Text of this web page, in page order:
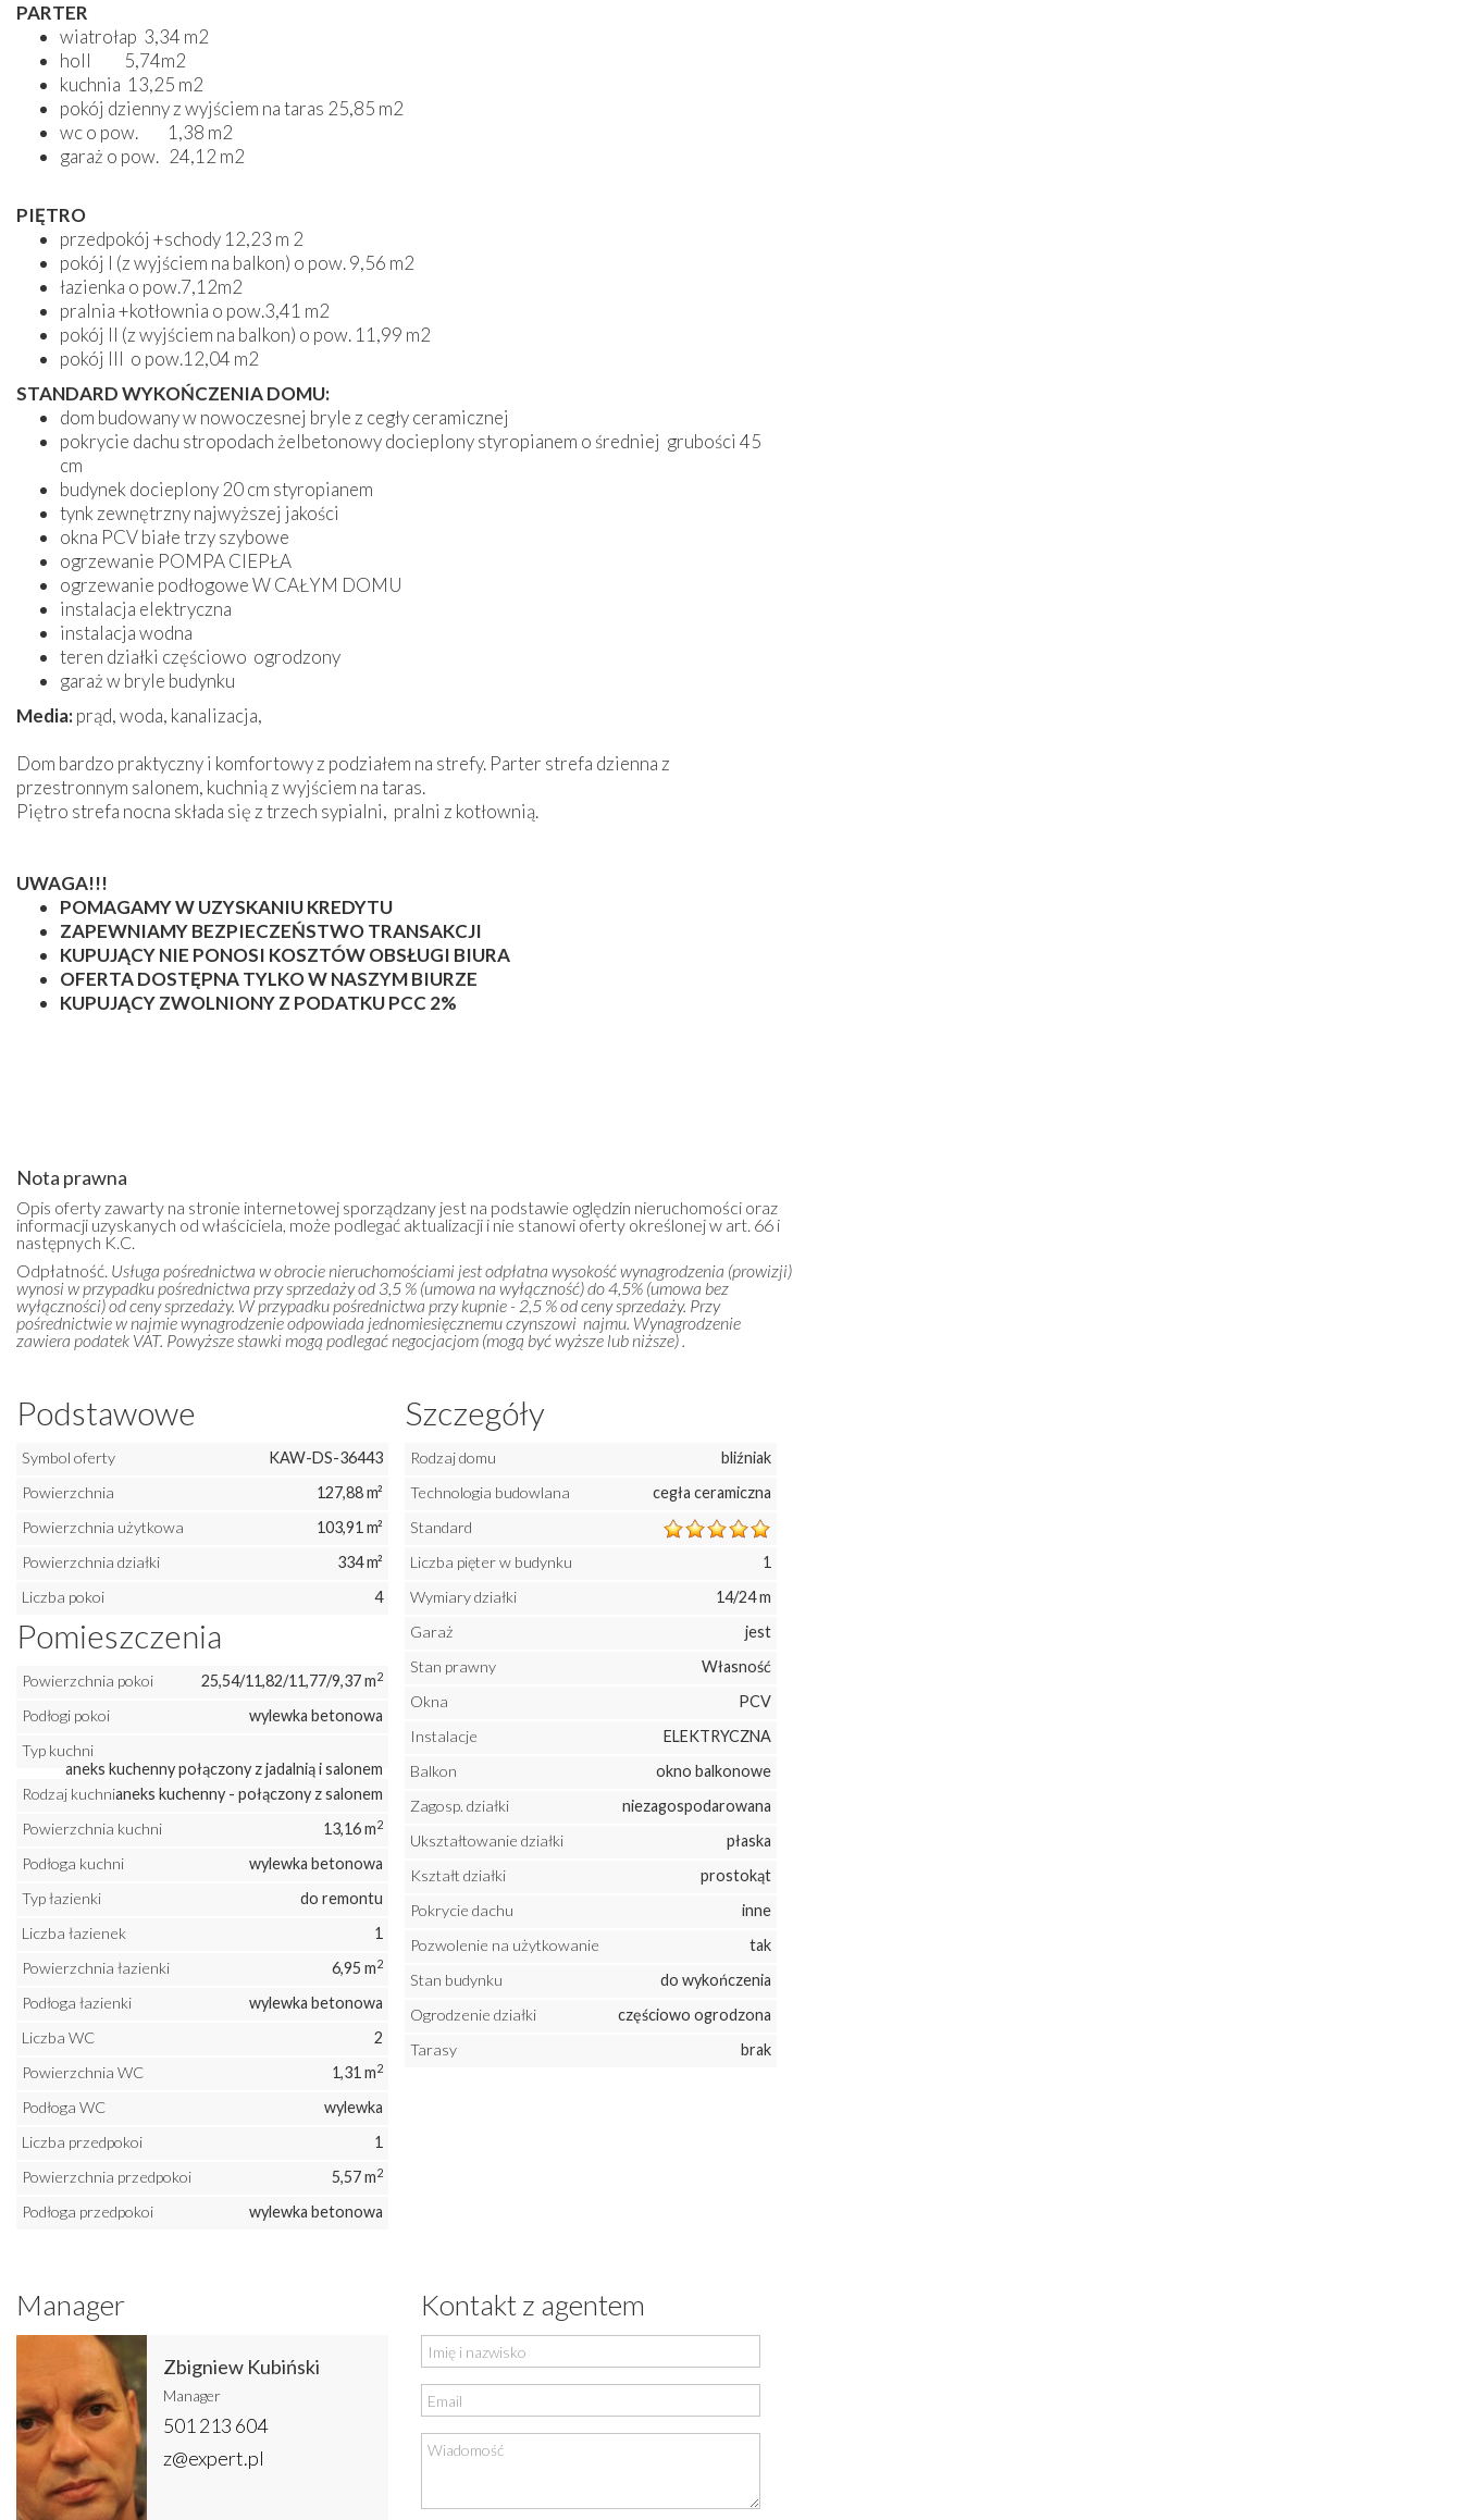
PARTER
wiatrołap 3,34 m2
holl 5,74m2
kuchnia 13,25 m2
pokój dzienny z wyjściem na taras 25,85 m2
wc o pow. 1,38 m2
garaż o pow. 24,12 m2
PIĘTRO
przedpokój +schody 12,23 m 2
pokój I (z wyjściem na balkon) o pow. 9,56 m2
łazienka o pow.7,12m2
pralnia +kotłownia o pow.3,41 m2
pokój II (z wyjściem na balkon) o pow. 11,99 m2
pokój III o pow.12,04 m2
STANDARD WYKOŃCZENIA DOMU:
dom budowany w nowoczesnej bryle z cegły ceramicznej
pokrycie dachu stropodach żelbetonowy docieplony styropianem o średniej grubości 45
cm
budynek docieplony 20 cm styropianem
tynk zewnętrzny najwyższej jakości
okna PCV białe trzy szybowe
ogrzewanie POMPA CIEPŁA
ogrzewanie podłogowe W CAŁYM DOMU
instalacja elektryczna
instalacja wodna
teren działki częściowo ogrodzony
garaż w bryle budynku
Media:prąd, woda, kanalizacja,
Dom bardzo praktyczny i komfortowy z podziałem na strefy. Parter strefa dzienna z
przestronnym salonem, kuchnią z wyjściem na taras.
Piętro strefa nocna składa się z trzech sypialni, pralni z kotłownią.
UWAGA!!!
POMAGAMY W UZYSKANIU KREDYTU
ZAPEWNIAMY BEZPIECZEŃSTWO TRANSAKCJI
KUPUJĄCY NIE PONOSI KOSZTÓW OBSŁUGI BIURA
OFERTA DOSTĘPNA TYLKO W NASZYM BIURZE
KUPUJĄCY ZWOLNIONY Z PODATKU PCC 2%
Nota prawna
Opis oferty zawarty na stronie internetowej sporządzany jest na podstawie oględzin nieruchomości oraz
informacji uzyskanych od właściciela, może podlegać aktualizacji i nie stanowi oferty określonej w art. 66 i
następnych K.C.
Odpłatność. Usługa pośrednictwa w obrocie nieruchomościami jest odpłatna wysokość wynagrodzenia (prowizji)
wynosi w przypadku pośrednictwa przy sprzedaży od 3,5 % (umowa na wyłączność) do 4,5% (umowa bez
wyłączności) od ceny sprzedaży. W przypadku pośrednictwa przy kupnie - 2,5 % od ceny sprzedaży. Przy
pośrednictwie w najmie wynagrodzenie odpowiada jednomiesięcznemu czynszowi najmu. Wynagrodzenie
zawiera podatek VAT. Powyższe stawki mogą podlegać negocjacjom (mogą być wyższe lub niższe) .
Podstawowe
Symbol oferty
KAW-DS-36443
Powierzchnia
127,88 m²
Powierzchnia użytkowa
103,91 m²
Powierzchnia działki
334 m²
Liczba pokoi
4
Szczegóły
Rodzaj domu
bliźniak
Technologia budowlana
cegła ceramiczna
Standard
Liczba pięter w budynku
1
Wymiary działki
14/24 m
Garaż
jest
Stan prawny
Własność
Okna
PCV
Instalacje
ELEKTRYCZNA
Balkon
okno balkonowe
Zagosp. działki
niezagospodarowana
Ukształtowanie działki
płaska
Kształt działki
prostokąt
Pokrycie dachu
inne
Pozwolenie na użytkowanie
tak
Stan budynku
do wykończenia
Ogrodzenie działki
częściowo ogrodzona
Tarasy
brak
Pomieszczenia
Powierzchnia pokoi 25,54/11,82/11,77/9,37 m2
Podłogi pokoi
wylewka betonowa
Typ kuchni
aneks kuchenny połączony z jadalnią i salonem
Rodzaj kuchnianeks kuchenny - połączony z salonem
Powierzchnia kuchni
13,16 m2
Podłoga kuchni
wylewka betonowa
Typ łazienki
do remontu
Liczba łazienek
1
Powierzchnia łazienki
6,95 m2
Podłoga łazienki
wylewka betonowa
Liczba WC
2
Powierzchnia WC
1,31 m2
Podłoga WC
wylewka
Liczba przedpokoi
1
Powierzchnia przedpokoi
5,57 m2
Podłoga przedpokoi wylewka betonowa
Manager
Zbigniew Kubiński
Manager
501 213 604
z@expert.pl
Kontakt z agentem